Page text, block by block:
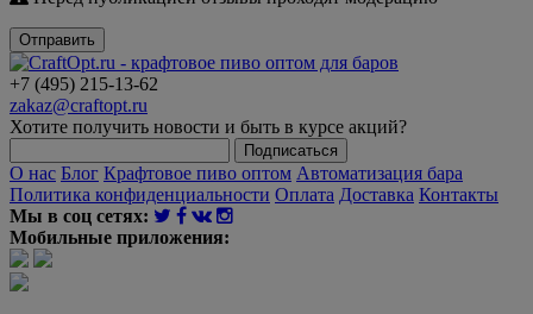
Отправить
+7 (495) 215-13-62
zakaz@craftopt.ru
Хотите получить новости и быть в курсе акций?
Подписаться
О нас Блог Крафтовое пиво оптом Автоматизация бара
Политика конфиденциальности Оплата Доставка Контакты
Мы в соц сетях:
Мобильные приложения: